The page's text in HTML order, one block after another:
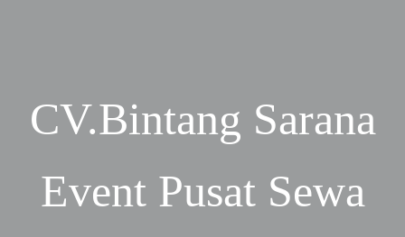
CV.Bintang Sarana
Event Pusat Sewa